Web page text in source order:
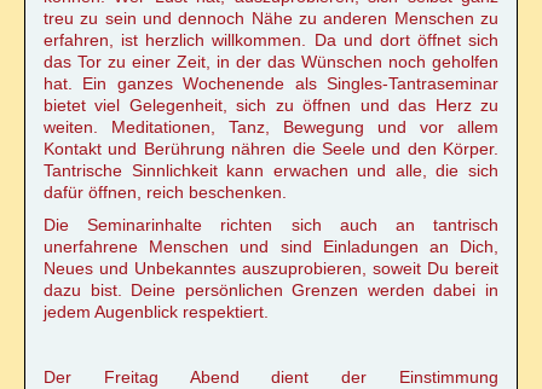
treu zu sein und dennoch Nähe zu anderen Menschen zu
erfahren, ist herzlich willkommen. Da und dort öffnet sich
das Tor zu einer Zeit, in der das Wünschen noch geholfen
hat. Ein ganzes Wochenende als Singles-Tantraseminar
bietet viel Gelegenheit, sich zu öffnen und das Herz zu
weiten. Meditationen, Tanz, Bewegung und vor allem
Kontakt und Berührung nähren die Seele und den Körper.
Tantrische Sinnlichkeit kann erwachen und alle, die sich
dafür öffnen, reich beschenken.
Die Seminarinhalte richten sich auch an tantrisch
unerfahrene Menschen und sind Einladungen an Dich,
Neues und Unbekanntes auszuprobieren, soweit Du bereit
dazu bist. Deine persönlichen Grenzen werden dabei in
jedem Augenblick respektiert.
Der Freitag Abend dient der Einstimmung